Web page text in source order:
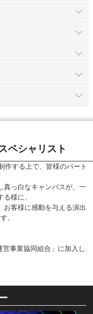
ペシャリスト
作する上で、皆様のパート
真っ白なキャンバスが、一
様に、
お客様に感動を与える演出
。
営事業協同組合」に加入し